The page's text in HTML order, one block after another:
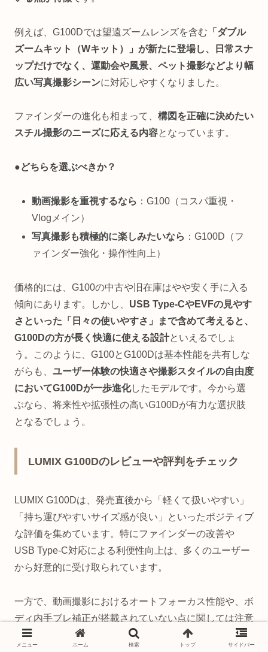
例えば、G100Dでは望遠ズームレンズを含む 「ダブル
ズームキット（Wキット）」が新たに登場し、日常スナ
ップだけでなく、運動会や風景、ペット撮影などより幅
広い写真撮影シーンに対応しやすくなりました。
ファインダーの進化も相まって、 構図を正確に決めたい
スチル撮影のニーズに応える内容となっています。
●どちらを選ぶべきか？
動画撮影を重視するなら ：G100（コスパ重視・
Vlogメイン）
写真撮影も積極的に楽しみたいなら ：G100D（フ
ァインダー強化・操作性向上）
価格的には、G100の中古や旧在庫はやや安く手に入る
傾向にあります。しかし、 USB Type-CやEVFの見やす
さといった「日々の使いやすさ」まで含めて考えると、
G100Dの方が長く快適に使える設計といえるでしょ
う。このように、G100とG100Dは基本性能を共有しな
がらも、 ユーザー体験の快適さや撮影スタイルの自由度
においてG100Dが一歩進化したモデルです。今から選
ぶなら、将来性や拡張性の高いG100Dが有力な選択肢
となるでしょう。
LUMIX G100Dのレビューや評判をチェック
LUMIX G100Dは、発売直後から「軽くて扱いやすい」
「持ち運びやすいサイズ感が良い」といったポジティブ
な評価を集めています。特にファインダーの改善や
USB Type-C対応による利便性向上は、多くのユーザー
から好意的に受け取られています。
一方で、動画撮影におけるオートフォーカス性能や、ボ
ディ内手ブレ補正が搭載されていない点に関しては注意
が必要です。動きの多い被写体や手持ち動画を中心に撮
メニュー ホーム 検索 トップ サイドバー